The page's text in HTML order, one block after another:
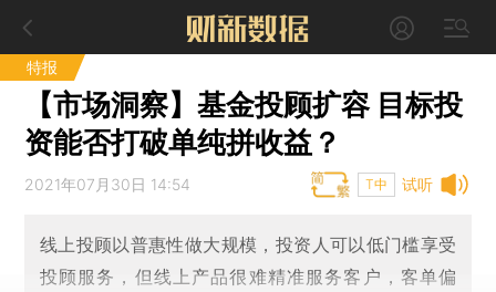
特报
【市场洞察】基金投顾扩容 目标投
资能否打破单纯拼收益？
试听
2021年07月30日 14:54 T中
线上投顾以普惠性做大规模，投资人可以低门槛享受
投顾服务，但线上产品很难精准服务客户，客单偏